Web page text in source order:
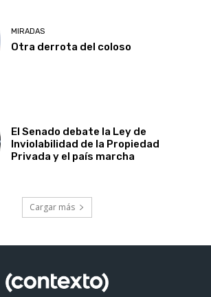
MIRADAS
Otra derrota del coloso
El Senado debate la Ley de
Inviolabilidad de la Propiedad
Privada y el país marcha
Cargar más